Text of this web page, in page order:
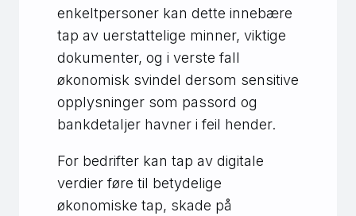
enkeltpersoner kan dette innebære
tap av uerstattelige minner, viktige
dokumenter, og i verste fall
økonomisk svindel dersom sensitive
opplysninger som passord og
bankdetaljer havner i feil hender.
For bedrifter kan tap av digitale
verdier føre til betydelige
økonomiske tap, skade på